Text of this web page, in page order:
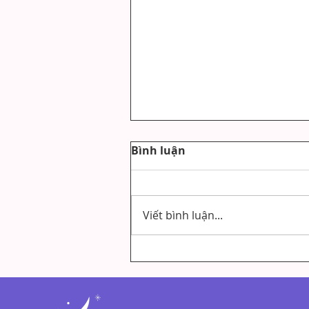
VIẾT CHỮA LÀNH VÀ TRỊ
LIỆU TÂM LÝ: KHÁC NHAU
Bình luận
Viết bình luận...